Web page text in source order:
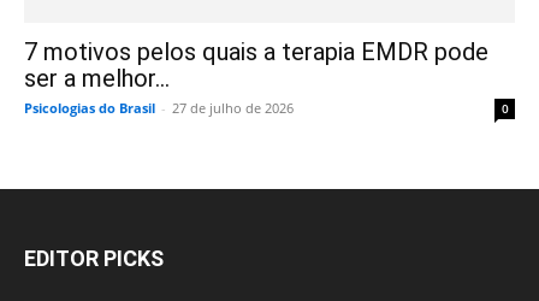
7 motivos pelos quais a terapia EMDR pode
ser a melhor...
Psicologias do Brasil - 27 de julho de 2026 0
EDITOR PICKS